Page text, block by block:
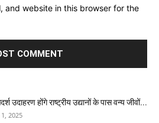
and website in this browser for the
उदाहरण होंगे राष्ट्रीय उद्यानों के पास वन्य जीवों...
2025